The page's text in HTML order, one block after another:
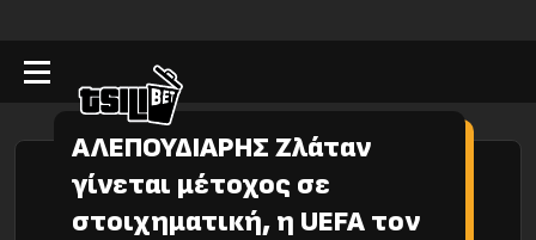
ΑΛΕΠΟΥΔΙΑΡΗΣ Ζλάταν
γίνεται μέτοχος σε
στοιχηματική, η UEFA τον